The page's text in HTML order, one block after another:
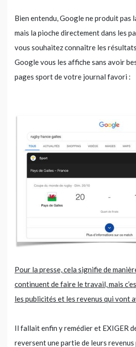
Bien entendu, Google ne produit pas
mais la pioche directement dans les
vous souhaitez connaître les résultats
Google vous les affiche sans avoir
pages sport de votre journal favori :
Pour la presse, cela signifie de
continuent de faire le travail, mais
les publicités et les revenus qui vont
Il fallait enfin y remédier et EXIGER
reversent une partie de leurs